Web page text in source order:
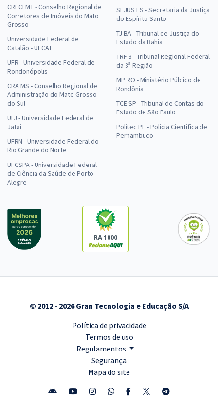
CRECI MT - Conselho Regional de
Corretores de Imóveis do Mato
Grosso
Universidade Federal de
Catalão - UFCAT
UFR - Universidade Federal de
Rondonópolis
CRA MS - Conselho Regional de
Administração do Mato Grosso
do Sul
UFJ - Universidade Federal de
Jataí
UFRN - Universidade Federal do
Rio Grande do Norte
UFCSPA - Universidade Federal
de Ciência da Saúde de Porto
Alegre
SEJUS ES - Secretaria da Justiça
do Espírito Santo
TJ BA - Tribunal de Justiça do
Estado da Bahia
TRF 3 - Tribunal Regional Federal
da 3ª Região
MP RO - Ministério Público de
Rondônia
TCE SP - Tribunal de Contas do
Estado de São Paulo
Politec PE - Polícia Científica de
Pernambuco
RA 1000
© 2012 - 2026 Gran Tecnologia e Educação S/A
Política de privacidade
Termos de uso
Regulamentos
Segurança
Mapa do site